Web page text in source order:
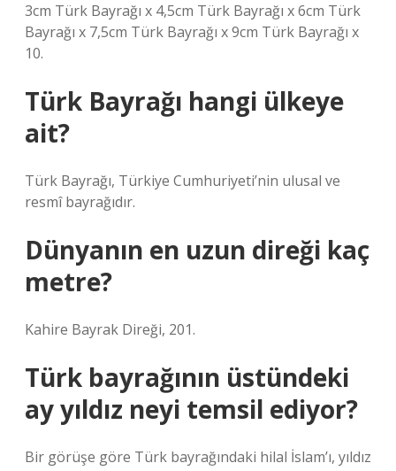
3cm Türk Bayrağı x 4,5cm Türk Bayrağı x 6cm Türk
Bayrağı x 7,5cm Türk Bayrağı x 9cm Türk Bayrağı x
10.
Türk Bayrağı hangi ülkeye
ait?
Türk Bayrağı, Türkiye Cumhuriyeti’nin ulusal ve
resmî bayrağıdır.
Dünyanın en uzun direği kaç
metre?
Kahire Bayrak Direği, 201.
Türk bayrağının üstündeki
ay yıldız neyi temsil ediyor?
Bir görüşe göre Türk bayrağındaki hilal İslam’ı, yıldız